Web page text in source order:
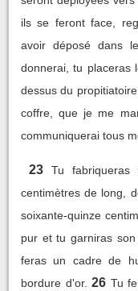
ils se feront face,
avoir déposé dans
donnerai, tu placeras
dessus du
coffre, que je me
communiquerai tous
23
Tu
centimètres de long,
soixante-quinze
pur et tu garniras
feras un cadre de
bordure d'or. 26 Tu